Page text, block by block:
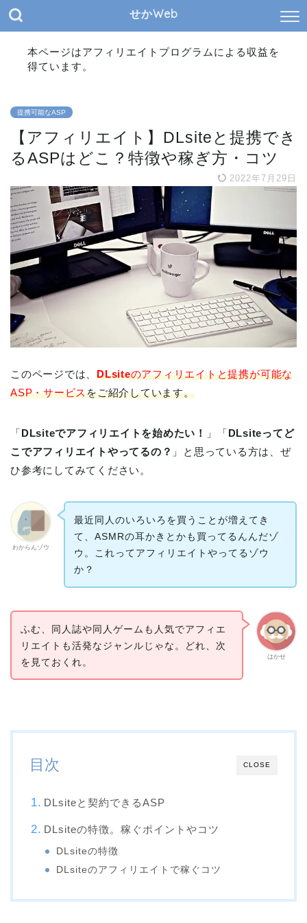
せかWeb
本ページはアフィリエイトプログラムによる収益を
得ています。
提携可能なASP
【アフィリエイト】DLsiteと提携でき
るASPはどこ？特徴や稼ぎ方・コツ
2022年7月29日
このページでは、DLsiteのアフィリエイトと提携が可能な
ASP・サービスをご紹介しています。
「DLsiteでアフィリエイトを始めたい！ 」「DLsiteってど
こでアフィリエイトやってるの？ 」と思っている方は、ぜ
ひ参考にしてみてください。
わからんゾウ
最近同人のいろいろを買うことが増えてき
て、ASMRの耳かきとかも買ってるんんだゾ
ウ。これってアフィリエイトやってるゾウ
か？
はかせ
ふむ、同人誌や同人ゲームも人気でアフィエ
リエイトも活発なジャンルじゃな。どれ、次
を見ておくれ。
CLOSE
目次
DLsiteと契約できるASP
DLsiteの特徴。稼ぐポイントやコツ
DLsiteの特徴
DLsiteのアフィリエイトで稼ぐコツ